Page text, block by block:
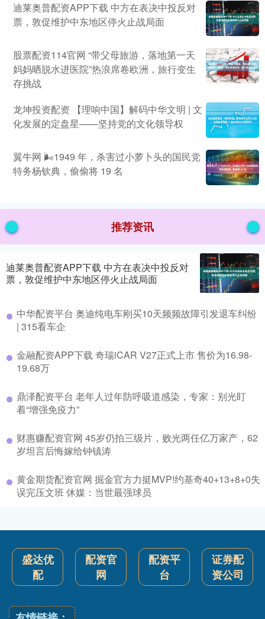
迪莱奥普配资APP下载 中方在表决中投反对
票，敦促维护中东地区停火止战局面
股票配资114官网 “带父母旅游，落地第一天
妈妈晒脱水进医院”热浪席卷欧洲，旅行变生
存挑战
龙坤投资配资 【理响中国】解码中华文明 | 文
化发展的定盘星——坚持党的文化领导权
翼牛网 🌬1949 年，杀害过小萝卜头的国民党
特务杨钦典，偷偷将 19 名
推荐资讯
迪莱奥普配资APP下载 中方在表决中投反对
票，敦促维护中东地区停火止战局面
中华配资平台 奥迪纯电车刚买10天频频故障引发退车纠纷
| 315看车企
金融配资APP下载 奇瑞iCAR V27正式上市 售价为16.98-
19.68万
鼎泽配资平台 老年人过年防呼吸道感染，专家：别光盯
着“增强免疫力”
财惠赚配资官网 45岁仍拍三级片，败光两任亿万家产，62
岁坦言后悔嫁给钟镇涛
黄金期货配资官网 掘金官方力挺MVP!约基奇40+13+8+0失
误完压文班 休媒：当世最强球员
盛达优
配
配资官
网
配资平
台
证券配
资公司